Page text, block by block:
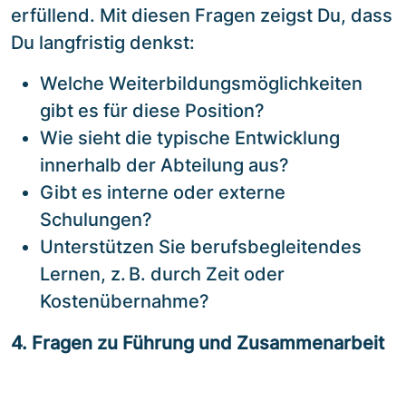
erfüllend. Mit diesen Fragen zeigst Du, dass
Du langfristig denkst:
Welche Weiterbildungsmöglichkeiten
gibt es für diese Position?
Wie sieht die typische Entwicklung
innerhalb der Abteilung aus?
Gibt es interne oder externe
Schulungen?
Unterstützen Sie berufsbegleitendes
Lernen, z. B. durch Zeit oder
Kostenübernahme?
4. Fragen zu Führung und Zusammenarbeit